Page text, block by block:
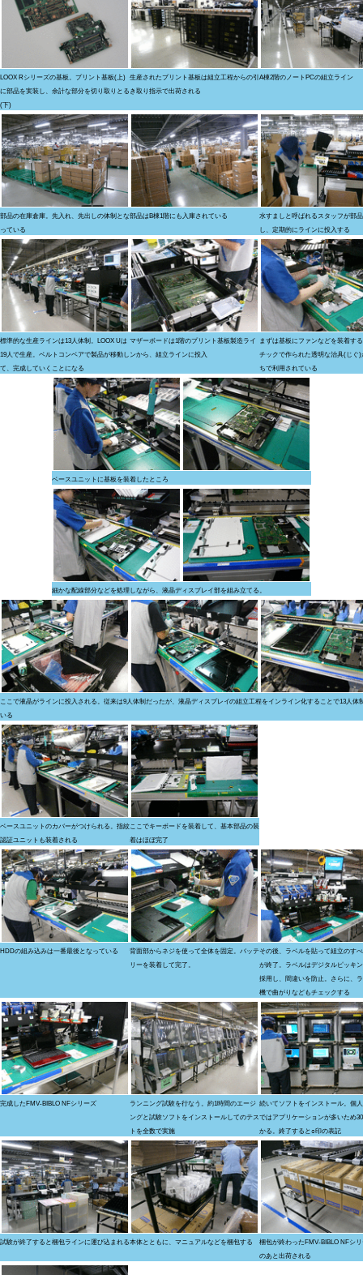
LOOX Rシリーズの基板。プリント基板(上)
に部品を実装し、余計な部分を切り取りとる
(下)
生産されたプリント基板は組立工程からの引
き取り指示で出荷される
A棟2階のノートPCの組立ライン
部品の在庫倉庫。先入れ、先出しの体制とな
っている
部品はB棟1階にも入庫されている
水すましと呼ばれるスタッフが部
し、定期的にラインに投入する
標準的な生産ラインは13人体制。LOOX Uは
19人で生産。ベルトコンベアで製品が移動し
て、完成していくことになる
マザーボードは1階のプリント基板製造ライ
ンから、組立ラインに投入
まずは基板にファンなどを装着す
チックで作られた透明な治具(じぐ)
ちで利用されている
ベースユニットに基板を装着したところ
細かな配線部分などを処理しながら、液晶ディスプレイ部を組み立てる。
ここで液晶がラインに投入される。従来は9人体制だったが、液晶ディスプレイの組立工程をインライン化することで13人体
いる
ベースユニットのカバーがつけられる。指紋
認証ユニットも装着される
ここでキーボードを装着して、基本部品の装
着はほぼ完了
HDDの組み込みは一番最後となっている
背面部からネジを使って全体を固定。バッテ
リーを装着して完了。
その後、ラベルを貼って組立のす
が終了。ラベルはデジタルピッキ
採用し、間違いを防止。さらに、
機で曲がりなどもチェックする
完成したFMV-BIBLO NFシリーズ
ランニング試験を行なう。約1時間のエージ
ングと試験ソフトをインストールしてのテス
トを全数で実施
続いてソフトをインストール。個
ではアプリケーションが多いため
かる。終了すると○印の表記
試験が終了すると梱包ラインに運び込まれる本体とともに、マニュアルなどを梱包する
梱包が終わったFMV-BIBLO NFシ
のあと出荷される